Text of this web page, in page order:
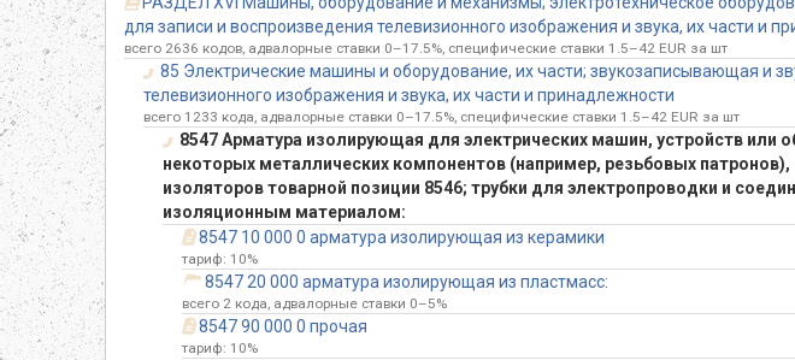
для записи и воспроизведения телевизионного изображения и звука, их части и
всего 2636 кодов, адвалорные ставки 0–17.5%, специфические ставки 1.5–42 EUR за шт
85 Электрические машины и оборудование, их части; звукозаписывающая и
телевизионного изображения и звука, их части и принадлежности
всего 1233 кода, адвалорные ставки 0–17.5%, специфические ставки 1.5–42 EUR за шт
8547 Арматура изолирующая для электрических машин, устройств или
некоторых металлических компонентов (например, резьбовых
изоляторов товарной позиции 8546; трубки для электропроводки и
изоляционным материалом:
8547 10 000 0 арматура изолирующая из керамики
тариф: 10%
8547 20 000 арматура изолирующая из пластмасс:
всего 2 кода, адвалорные ставки 0–5%
8547 90 000 0 прочая
тариф: 10%